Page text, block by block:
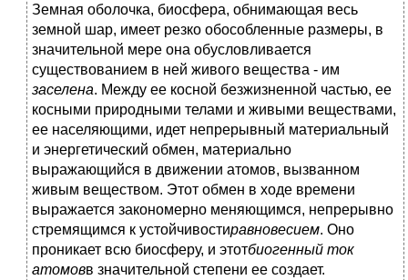
Земная оболочка, биосфера, обнимающая весь
земной шар, имеет резко обособленные размеры, в
значительной мере она обусловливается
существованием в ней живого вещества - им
заселена. Между ее косной безжизненной частью, ее
косными природными телами и живыми веществами,
ее населяющими, идет непрерывный материальный
и энергетический обмен, материально
выражающийся в движении атомов, вызванном
живым веществом. Этот обмен в ходе времени
выражается закономерно меняющимся, непрерывно
стремящимся к устойчивостиравновесием. Оно
проникает всю биосферу, и этотбиогенный ток
атомовв значительной степени ее создает.